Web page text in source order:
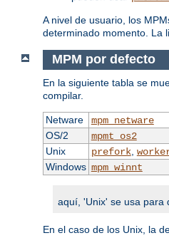
A nivel de usuario, los
determinado momento. La
MPM por defecto
En la siguiente tabla se
compilar.
Netware
mpm_netware
OS/2
mpmt_os2
Unix
prefork,
Windows mpm_winnt
aquí, 'Unix' se usa para
En el caso de los Unix, la